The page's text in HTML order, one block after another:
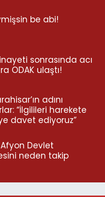
be abi!
sonrasında acı
ODAK ulaştı!
adını
“İlgilileri harekete
davet ediyoruz”
Devlet
neden takip